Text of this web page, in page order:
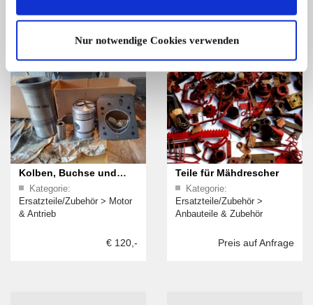
Nur notwendige Cookies verwenden
Preis auf Anfrage Preis auf Anfrage
Kolben, Buchse und
Zubehör 36iger Deutz
Kategorie:
Ersatzteile/Zubehör > Motor
& Antrieb
€ 120,-
Teile für Mähdrescher
Kategorie:
Ersatzteile/Zubehör >
Anbauteile & Zubehör
Preis auf Anfrage